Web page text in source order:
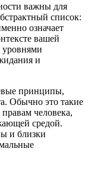
важны для
список:
означает
вашей
уровнями
и
принципы,
Обычно это такие
человека,
средой.
и близки